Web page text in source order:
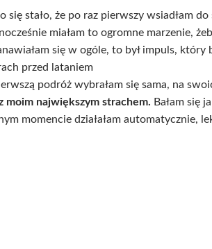
się stało, że po raz pierwszy wsiadłam
miałam to ogromne marzenie,
się w ogóle, to był impuls, który
podróż wybrałam się sama, na
moim największym strachem. Bałam się
momencie działałam automatycznie,